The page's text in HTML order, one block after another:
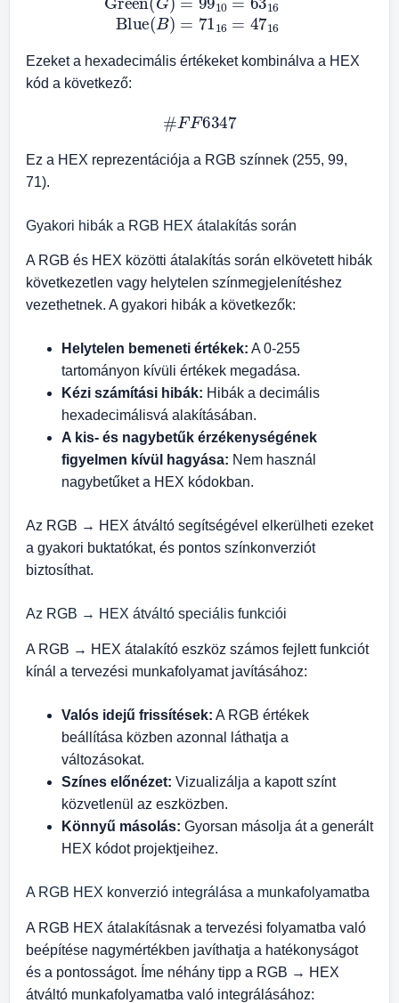
Ezeket a hexadecimális értékeket kombinálva a HEX
kód a következő:
#FF6347
Ez a HEX reprezentációja a RGB színnek (255, 99,
71).
Gyakori hibák a RGB HEX átalakítás során
A RGB és HEX közötti átalakítás során elkövetett hibák
következetlen vagy helytelen színmegjelenítéshez
vezethetnek. A gyakori hibák a következők:
Helytelen bemeneti értékek: A 0-255
tartományon kívüli értékek megadása.
Kézi számítási hibák: Hibák a decimális
hexadecimálisvá alakításában.
A kis- és nagybetűk érzékenységének
figyelmen kívül hagyása: Nem használ
nagybetűket a HEX kódokban.
Az RGB → HEX átváltó segítségével elkerülheti ezeket
a gyakori buktatókat, és pontos színkonverziót
biztosíthat.
Az RGB → HEX átváltó speciális funkciói
A RGB → HEX átalakító eszköz számos fejlett funkciót
kínál a tervezési munkafolyamat javításához:
Valós idejű frissítések: A RGB értékek
beállítása közben azonnal láthatja a
változásokat.
Színes előnézet: Vizualizálja a kapott színt
közvetlenül az eszközben.
Könnyű másolás: Gyorsan másolja át a generált
HEX kódot projektjeihez.
A RGB HEX konverzió integrálása a munkafolyamatba
A RGB HEX átalakításnak a tervezési folyamatba való
beépítése nagymértékben javíthatja a hatékonyságot
és a pontosságot. Íme néhány tipp a RGB → HEX
átváltó munkafolyamatba való integrálásához: